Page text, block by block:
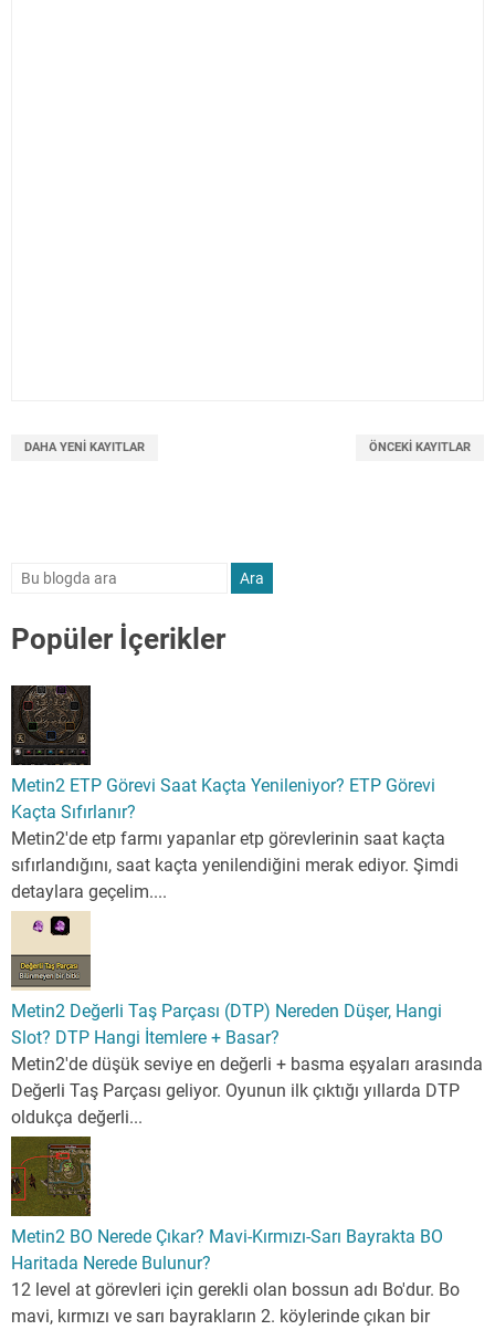
DAHA YENI KAYITLAR ÖNCEKI KAYITLAR
Popüler İçerikler
Metin2 ETP Görevi Saat Kaçta Yenileniyor? ETP Görevi
Kaçta Sıfırlanır?
Metin2'de etp farmı yapanlar etp görevlerinin saat kaçta
sıfırlandığını, saat kaçta yenilendiğini merak ediyor. Şimdi
detaylara geçelim....
Metin2 Değerli Taş Parçası (DTP) Nereden Düşer, Hangi
Slot? DTP Hangi İtemlere + Basar?
Metin2'de düşük seviye en değerli + basma eşyaları arasında
Değerli Taş Parçası geliyor. Oyunun ilk çıktığı yıllarda DTP
oldukça değerli...
Metin2 BO Nerede Çıkar? Mavi-Kırmızı-Sarı Bayrakta BO
Haritada Nerede Bulunur?
12 level at görevleri için gerekli olan bossun adı Bo'dur. Bo
mavi, kırmızı ve sarı bayrakların 2. köylerinde çıkan bir